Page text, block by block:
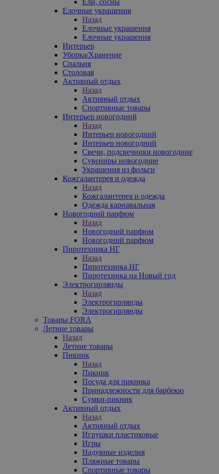
Елочные украшения
Назад
Елочные украшения
Елочные украшения
Интерьер
Уборка/Хранение
Спальня
Столовая
Активный отдых
Назад
Активный отдых
Спортивные товары
Интерьер новогодний
Назад
Интерьер новогодний
Интерьер новогодний
Свечи, подсвечники новогодние
Сувениры новогодние
Украшения из фольги
Кожгалантерея и одежда
Назад
Кожгалантерея и одежда
Одежда карнавальная
Новогодний парфюм
Назад
Новогодний парфюм
Новогодний парфюм
Пиротехника НГ
Назад
Пиротехника НГ
Пиротехника на Новый год
Электрогирлянды
Назад
Электрогирлянды
Электрогирлянды
Товары FORA
Летние товары
Назад
Летние товары
Пикник
Назад
Пикник
Посуда для пикника
Принадлежности для барбекю
Сумки-пикник
Активный отдых
Назад
Активный отдых
Игрушки пластиковые
Игры
Надувные изделия
Пляжные товары
Спортивные товары